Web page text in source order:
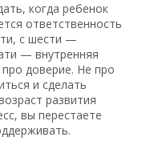
когда ребенок
ответственность
с шести —
— внутренняя
доверие. Не про
и сделать
развития
вы перестаете